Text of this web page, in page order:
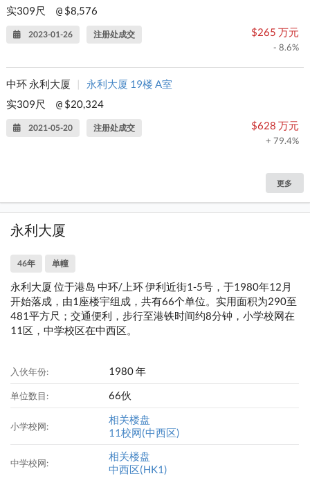
实309尺 @ $8,576
2023-01-26 注册处成交 $265 万元
- 8.6%
中环 永利大厦 |
永利大厦 19楼 A室
实309尺
@ $20,324
2021-05-20 注册处成交 $628 万元
+ 79.4%
更多
永利大厦
46年 单幢
永利大厦 位于港岛 中环/上环 伊利近街1-5号，于1980年12月
开始落成，由1座楼宇组成，共有66个单位。实用面积为290至
481平方尺；交通便利，步行至港铁时间约8分钟，小学校网在
11区，中学校区在中西区。
入伙年份: 1980 年
单位数目: 66伙
小学校网:
相关楼盘
11校网(中西区)
中学校网:
相关楼盘
中西区(HK1)